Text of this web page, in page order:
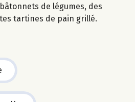
de légumes, des
tartines de pain grillé.